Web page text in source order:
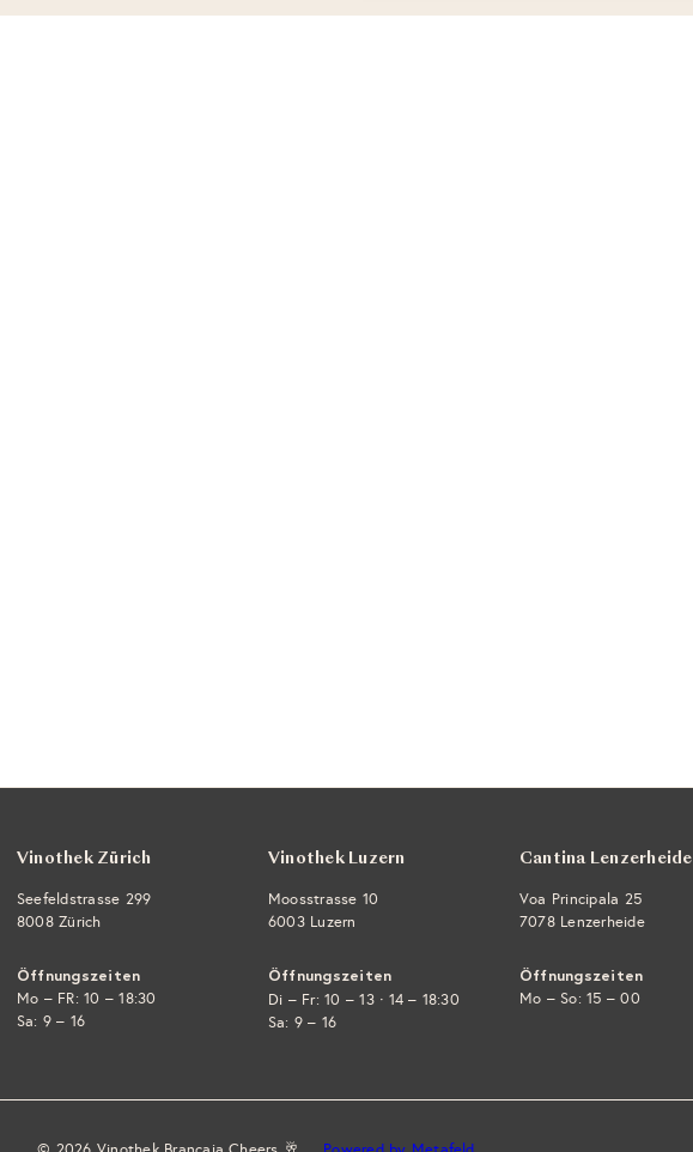
Vinothek Zürich
Seefeldstrasse 299
8008 Zürich
Öffnungszeiten
Mo – FR: 10 – 18:30
Sa: 9 – 16
Vinothek Luzern
Moosstrasse 10
6003 Luzern
Öffnungszeiten
Di – Fr: 10 – 13 · 14 – 18:30
Sa: 9 – 16
Cantina Lenzerheide
Voa Principala 25
7078 Lenzerheide
Öffnungszeiten
Mo – So: 15 – 00